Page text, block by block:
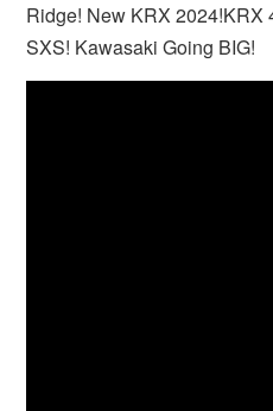
Ridge! New KRX 2024!KRX
SXS! Kawasaki Going BIG!